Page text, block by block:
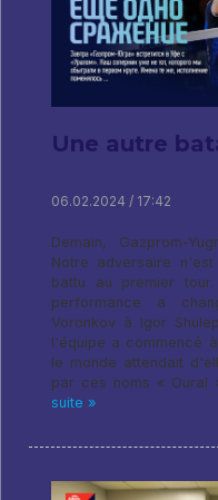
Une autre
06.02.2024 / 17:42
Demain, Gazprom-
Notre adversaire
battu au premier
performance a
Voronkov à Igor
l'équipe a commencé
le monde attendait
par ces noms « Oural
suite »